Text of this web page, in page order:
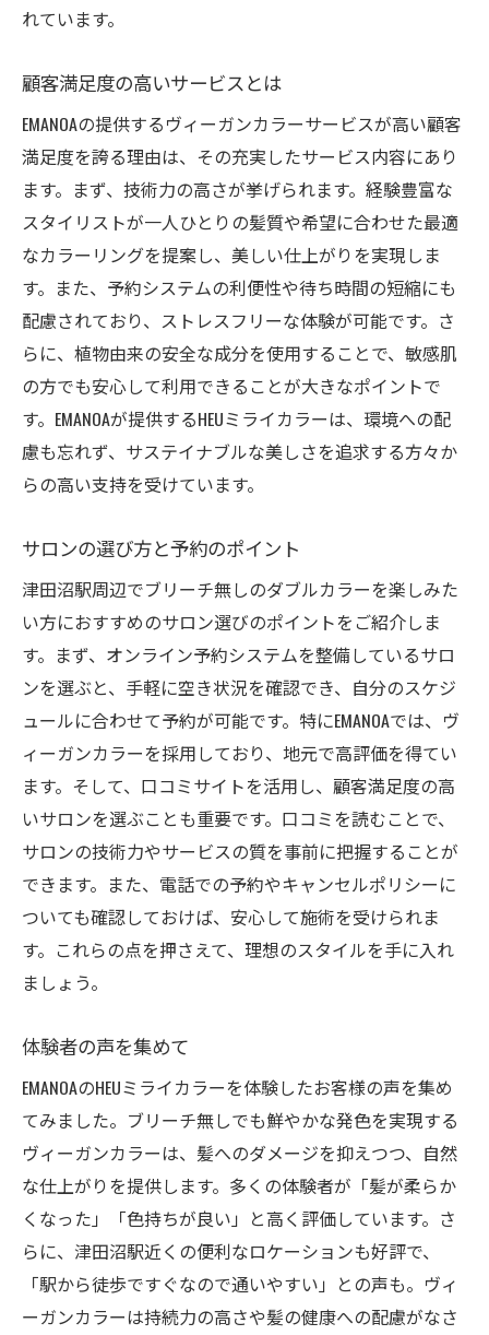
れています。
顧客満足度の高いサービスとは
EMANOAの提供するヴィーガンカラーサービスが高い顧客
満足度を誇る理由は、その充実したサービス内容にあり
ます。まず、技術力の高さが挙げられます。経験豊富な
スタイリストが一人ひとりの髪質や希望に合わせた最適
なカラーリングを提案し、美しい仕上がりを実現しま
す。また、予約システムの利便性や待ち時間の短縮にも
配慮されており、ストレスフリーな体験が可能です。さ
らに、植物由来の安全な成分を使用することで、敏感肌
の方でも安心して利用できることが大きなポイントで
す。EMANOAが提供するHEUミライカラーは、環境への配
慮も忘れず、サステイナブルな美しさを追求する方々か
らの高い支持を受けています。
サロンの選び方と予約のポイント
津田沼駅周辺でブリーチ無しのダブルカラーを楽しみた
い方におすすめのサロン選びのポイントをご紹介しま
す。まず、オンライン予約システムを整備しているサロ
ンを選ぶと、手軽に空き状況を確認でき、自分のスケジ
ュールに合わせて予約が可能です。特にEMANOAでは、ヴ
ィーガンカラーを採用しており、地元で高評価を得てい
ます。そして、口コミサイトを活用し、顧客満足度の高
いサロンを選ぶことも重要です。口コミを読むことで、
サロンの技術力やサービスの質を事前に把握することが
できます。また、電話での予約やキャンセルポリシーに
ついても確認しておけば、安心して施術を受けられま
す。これらの点を押さえて、理想のスタイルを手に入れ
ましょう。
体験者の声を集めて
EMANOAのHEUミライカラーを体験したお客様の声を集め
てみました。ブリーチ無しでも鮮やかな発色を実現する
ヴィーガンカラーは、髪へのダメージを抑えつつ、自然
な仕上がりを提供します。多くの体験者が「髪が柔らか
くなった」「色持ちが良い」と高く評価しています。さ
らに、津田沼駅近くの便利なロケーションも好評で、
「駅から徒歩ですぐなので通いやすい」との声も。ヴィ
ーガンカラーは持続力の高さや髪の健康への配慮がなさ